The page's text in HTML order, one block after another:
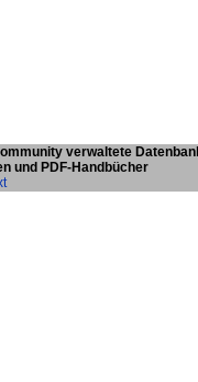
verwaltete
und PDF-Handbücher